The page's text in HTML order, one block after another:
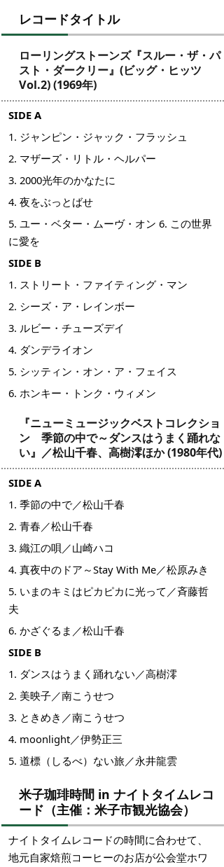
レコードタイトル
ローリングストーンズ『スルー・ザ・パ
スト・ダークリー』(ビッグ・ヒッツ
Vol.2) (1969年)
SIDE A
1. ジャンピン・ジャック・フラッシュ
2. マザーズ・リトル・ヘルパー
3. 2000光年のかなたに
4. 夜をぶっとばせ
5. ユー・ベター・ムーヴ・オン 6. この世界
に愛を
SIDE B
1. ストリート・ファイティング・マン
2. シーズ・ア・レインボー
3. ルビー・チューズデイ
4. ダンデライオン
5. シッティン・オン・ア・フェイス
6. ホンキー・トンク・ウィメン
『ニューミュージックベストコレクショ
ン 季節の中で～ダンスはうまく踊れな
い』／松山千春、高樹澪ほか (1980年代)
SIDE A
1. 季節の中で／松山千春
2. 青春／松山千春
3. 織江の唄／山崎ハコ
4. 真夜中のドア～Stay With Me／松原みき
5. いまのキミはピカピカに光って／斉藤哲
夫
6. かざぐるま／松山千春
SIDE B
1. ダンスはうまく踊れない／高樹澪
2. 美映子／南こうせつ
3. ときめき／南こうせつ
4. moonlight／伊勢正三
5. 道標（しるべ）ない旅／永井龍雲
米子珈琲時間 in ナイトタイムレコ
ード（主催：米子市観光協会）
ナイトタイムレコードの時間に合わせて、
地元自家焙煎コーヒーのお店が公会堂ホワ